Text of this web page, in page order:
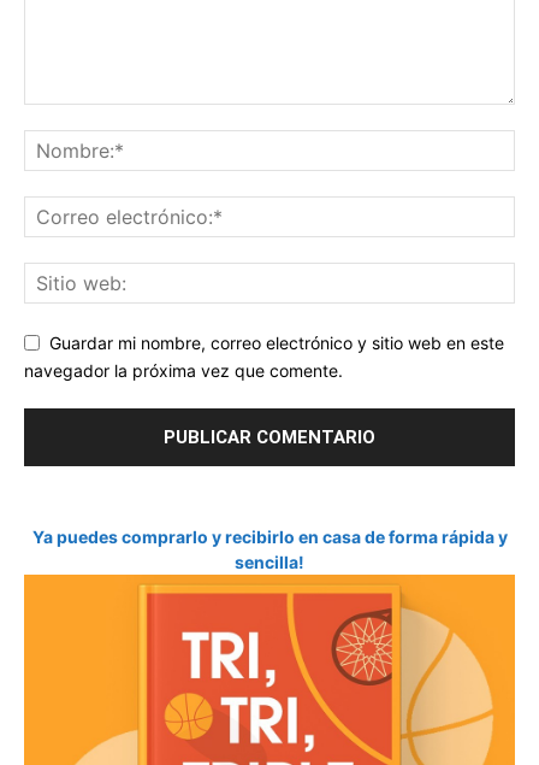
Guardar mi nombre, correo electrónico y sitio web en este
navegador la próxima vez que comente.
Ya puedes comprarlo y recibirlo en casa de forma rápida y
sencilla!